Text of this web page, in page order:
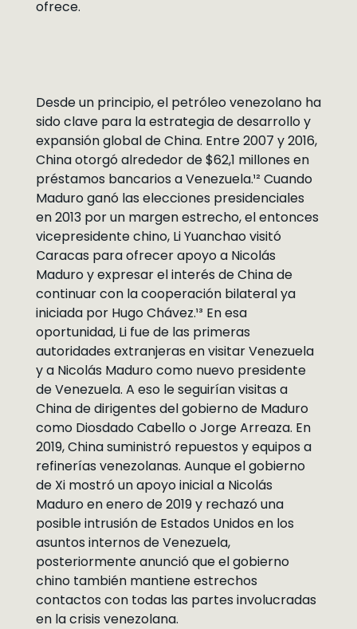
ofrece.
Desde un principio, el petróleo venezolano ha
sido clave para la estrategia de desarrollo y
expansión global de China. Entre 2007 y 2016,
China otorgó alrededor de $62,1 millones en
préstamos bancarios a Venezuela.¹² Cuando
Maduro ganó las elecciones presidenciales
en 2013 por un margen estrecho, el entonces
vicepresidente chino, Li Yuanchao visitó
Caracas para ofrecer apoyo a Nicolás
Maduro y expresar el interés de China de
continuar con la cooperación bilateral ya
iniciada por Hugo Chávez.¹³ En esa
oportunidad, Li fue de las primeras
autoridades extranjeras en visitar Venezuela
y a Nicolás Maduro como nuevo presidente
de Venezuela. A eso le seguirían visitas a
China de dirigentes del gobierno de Maduro
como Diosdado Cabello o Jorge Arreaza. En
2019, China suministró repuestos y equipos a
refinerías venezolanas. Aunque el gobierno
de Xi mostró un apoyo inicial a Nicolás
Maduro en enero de 2019 y rechazó una
posible intrusión de Estados Unidos en los
asuntos internos de Venezuela,
posteriormente anunció que el gobierno
chino también mantiene estrechos
contactos con todas las partes involucradas
en la crisis venezolana.